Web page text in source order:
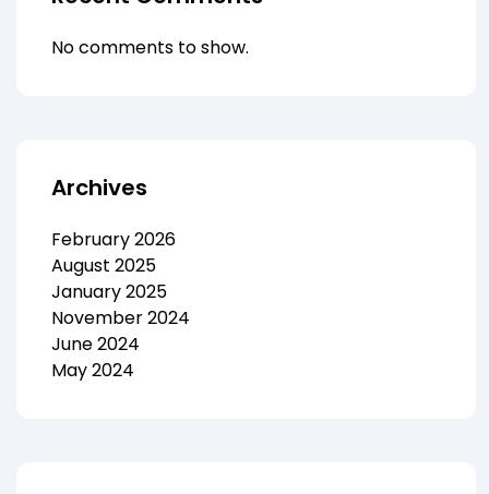
No comments to show.
Archives
February 2026
August 2025
January 2025
November 2024
June 2024
May 2024